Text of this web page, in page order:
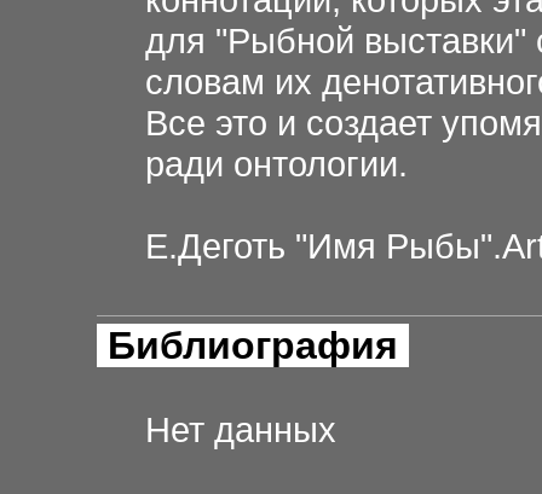
для "Рыбной выставки"
словам их
Все это и создает
ради онтологии.
Е.Деготь "Имя
Библиография
Нет данных